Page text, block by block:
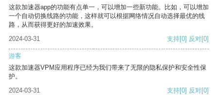
这款加速器app的功能有点单一，可以增加一些新功能。比如，可以增加
一个自动切换线路的功能，这样就可以根据网络情况自动选择最优的线
路，从而获得更好的加速效果。
2024-03-31
支持[0] 反对[0]
游客
这款加速器VPM应用程序已经为我们带来了无限的隐私保护和安全性保
护。
2024-03-31
支持[0] 反对[0]